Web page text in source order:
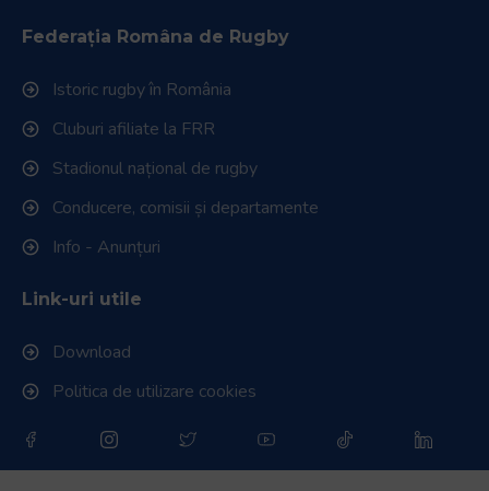
Federația Româna de Rugby
Istoric rugby în România
Cluburi afiliate la FRR
Stadionul național de rugby
Conducere, comisii și departamente
Info - Anunțuri
Link-uri utile
Download
Politica de utilizare cookies